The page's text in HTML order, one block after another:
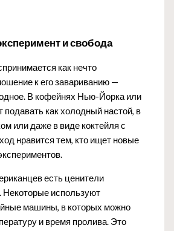
и свобода
как нечто
к его завариванию —
В кофейнях Нью-Йорка или
подавать как холодный настой, в
или даже в виде коктейля с
нравится тем, кто ищет новые
есть ценители
Некоторые используют
машины, в которых можно
и время пролива. Это